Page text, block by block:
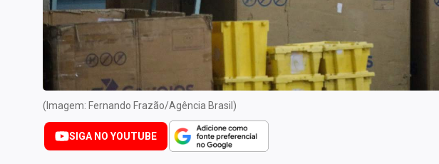
Internacional
Marketing
Tecnologia
Conteúdo de Marca
Sobre
Expediente
(Imagem: Fernando Frazão/Agência Brasil)
SIGA NO YOUTUBE